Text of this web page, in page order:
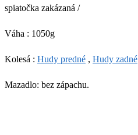
spiatočka zakázaná /
Váha : 1050g
Kolesá : Hudy predné , Hudy zadné
Mazadlo: bez zápachu.